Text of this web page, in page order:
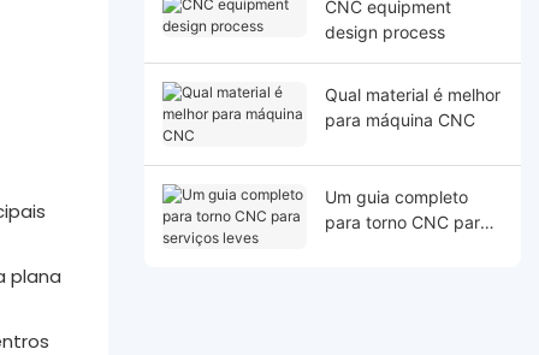
plana
CNC equipment
design process
Qual material é melhor
para máquina CNC
Um guia completo
para torno CNC para